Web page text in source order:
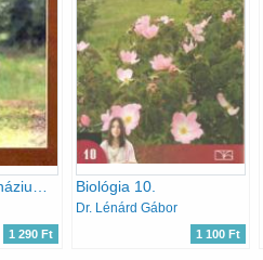
Biológia I. A gimnáziumok 10. évfolyama számára - 16208
1 290 Ft
Biológia 10.
Dr. Lénárd Gábor
1 100 Ft